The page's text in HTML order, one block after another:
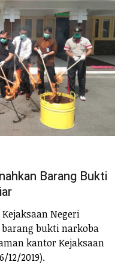
Barang Bukti
Kejaksaan Negeri
bukti narkoba
kantor Kejaksaan
12/2019).